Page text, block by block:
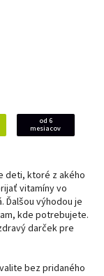
od 6
mesiacov
deti, ktoré z akého
vitamíny vo
Ďalšou výhodou je
kde potrebujete.
darček pre
bez pridaného